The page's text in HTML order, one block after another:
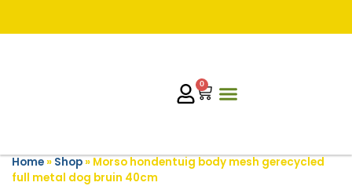
0
Home» Shop» Morso hondentuig body mesh gerecycled
full metal dog bruin 40cm